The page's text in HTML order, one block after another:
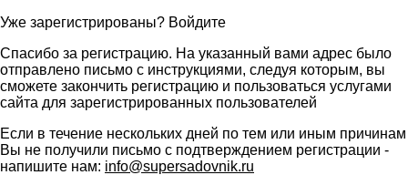
Уже зарегистрированы? Войдите
Спасибо за регистрацию. На указанный вами адрес было
отправлено письмо с инструкциями, следуя которым, вы
сможете закончить регистрацию и пользоваться услугами
сайта для зарегистрированных пользователей
Если в течение нескольких дней по тем или иным причинам
Вы не получили письмо с подтверждением регистрации -
напишите нам: info@supersadovnik.ru